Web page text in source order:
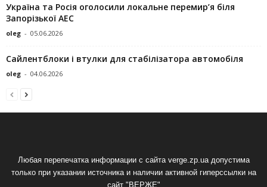
Україна та Росія оголосили локальне перемир’я біля
Запорізької АЕС
oleg - 05.06.2026
Сайлентблоки і втулки для стабілізатора автомобіля
oleg - 04.06.2026
Любая перепечатка информации с сайта verge.zp.ua допустима
только при указании источника и наличии активной гиперссылки на
сайт "ВЕРЖЕ"